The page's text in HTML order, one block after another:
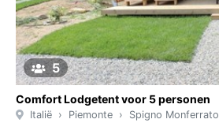
5
Comfort Lodgetent voor 5 personen
Italië Piemonte Spigno Monferrato